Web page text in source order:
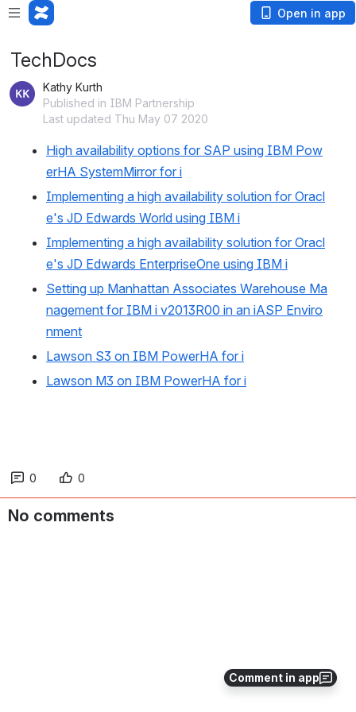
Open in app
Comment in app
TechDocs
Kathy Kurth
Published in IBM Partnership
Last updated Thu May 07 2020
High availability options for SAP using IBM Pow
erHA SystemMirror for i
Implementing a high availability solution for Oracl
e's JD Edwards World using IBM i
Implementing a high availability solution for Oracl
e's JD Edwards EnterpriseOne using IBM i
Setting up Manhattan Associates Warehouse Ma
nagement for IBM i v2013R00 in an iASP Enviro
nment
Lawson S3 on IBM PowerHA for i
Lawson M3 on IBM PowerHA for i
0 0
No comments